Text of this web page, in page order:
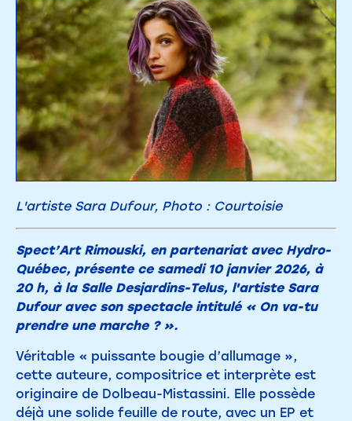
L'artiste Sara Dufour, Photo : Courtoisie
Spect’Art Rimouski, en partenariat avec Hydro-
Québec, présente ce samedi 10 janvier 2026, à
20 h, à la Salle Desjardins-Telus, l'artiste Sara
Dufour avec son spectacle intitulé « On va-tu
prendre une marche ? ».
Véritable « puissante bougie d’allumage »,
cette auteure, compositrice et interprète est
originaire de Dolbeau-Mistassini. Elle possède
déjà une solide feuille de route, avec un EP et